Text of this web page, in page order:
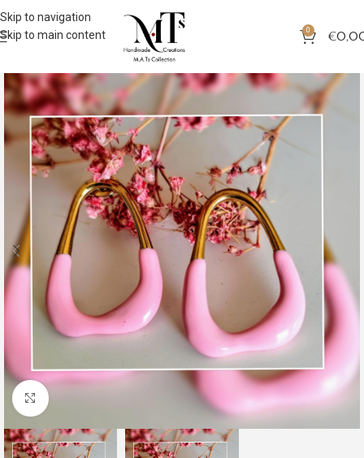
Skip to navigation
Skip to main content
0 €
Click to enlarge